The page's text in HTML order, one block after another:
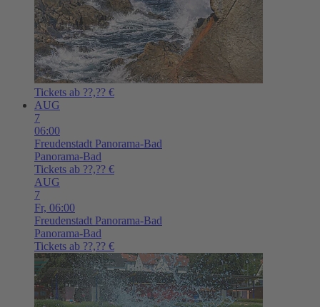
Tickets ab ??,?? €
AUG
7
06:00
Freudenstadt Panorama-Bad
Panorama-Bad
Tickets ab ??,?? €
AUG
7
Fr, 06:00
Freudenstadt Panorama-Bad
Panorama-Bad
Tickets ab ??,?? €